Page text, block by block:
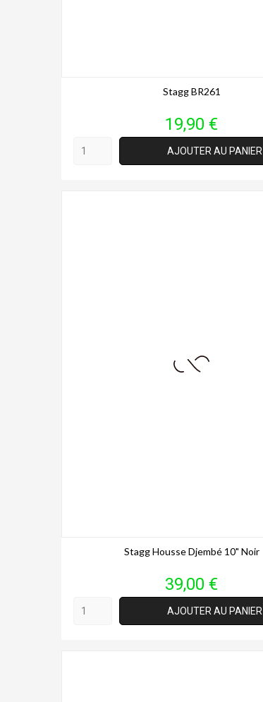
Stagg BR261
Prix
19,90 €
AJOUTER AU PANIER
Stagg Housse Djembé 10" Noir
Prix
39,00 €
AJOUTER AU PANIER